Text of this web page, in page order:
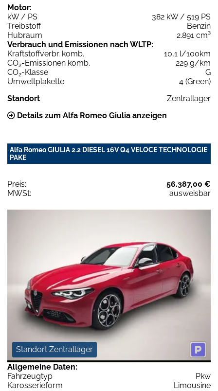
Motor:
kW / PS
382 kW / 519 PS
Treibstoff
Benzin
Hubraum
2.891 cm³
Verbrauch und Emissionen nach WLTP:
Kraftstoffverbr. komb.
10,1 l/100km
CO2-Emissionen komb.
229 g/km
CO2-Klasse
G
Umweltplakette
4 (Green)
Standort
Zentrallager
Details zum Alfa Romeo Giulia anzeigen
Alfa Romeo GIULIA 2.2 DIESEL 16V Q4 VELOCE TECHNOLOGIE
PAKE
Preis:
56.387,00 €
MWSt:
ausweisbar
Standort Zentrallager
Allgemeine Daten:
Fahrzeugtyp
Pkw
Karosserieform
Limousine